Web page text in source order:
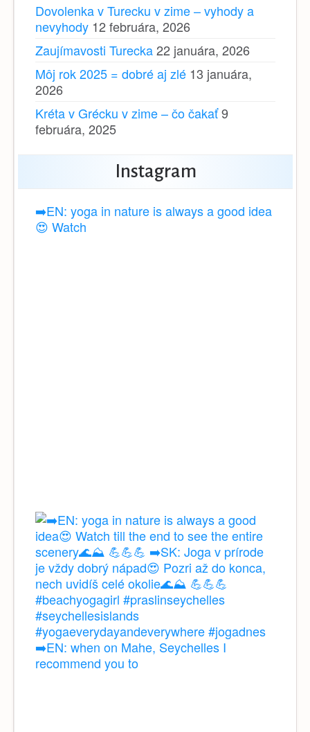
Dovolenka v Turecku v zime – vyhody a
nevyhody 12 februára, 2026
Zaujímavosti Turecka22 januára, 2026
Môj rok 2025 = dobré aj zlé 13 januára,
2026
Kréta v Grécku v zime – čo čakať9
februára, 2025
Instagram
➡️EN: yoga in nature is always a good idea
😍 Watch
➡️EN: when on Mahe, Seychelles I
recommend you to